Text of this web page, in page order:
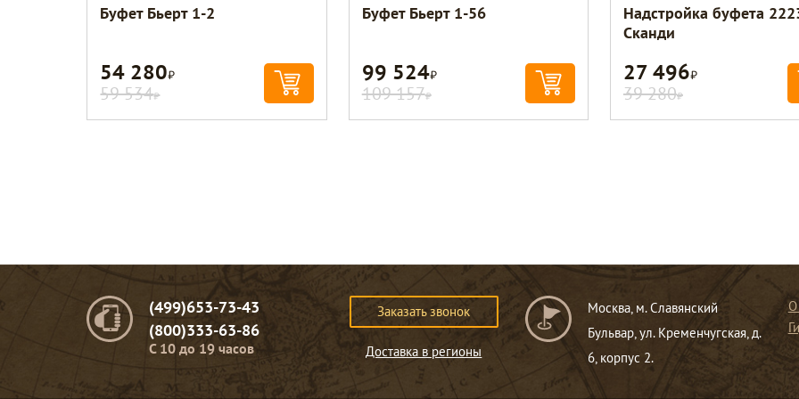
Буфет Бьерт 1-2
54 280Р
59 534Р
Буфет Бьерт 1-56
99 524Р
109 157Р
Надстройка буфета
Сканди
27 496Р
39 280Р
(499)653-73-43
(800)333-63-86
C 10 до 19 часов
Заказать звонок
Доставка в регионы
Москва, м. Славянский
Бульвар, ул. Кременчугская, д.
6, корпус 2.
О